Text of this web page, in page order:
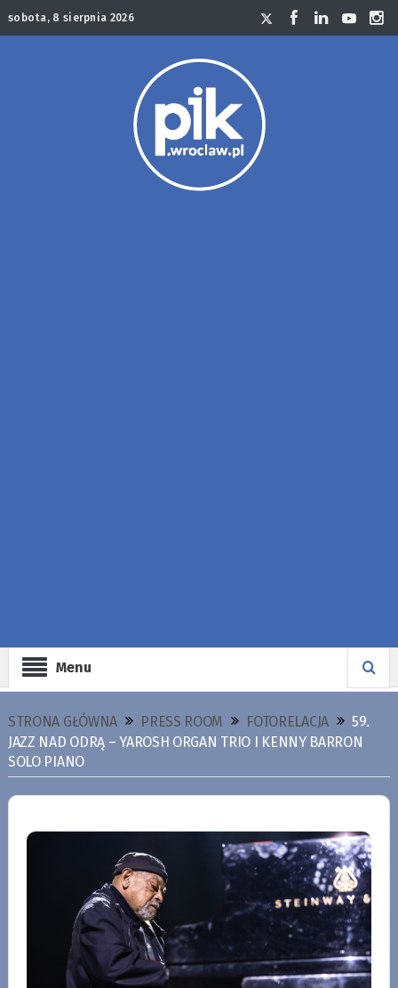
sobota, 8 sierpnia 2026
Menu
STRONA GŁÓWNA PRESS ROOM FOTORELACJA
59.
JAZZ NAD ODRĄ – YAROSH ORGAN TRIO I KENNY BARRON
SOLO PIANO